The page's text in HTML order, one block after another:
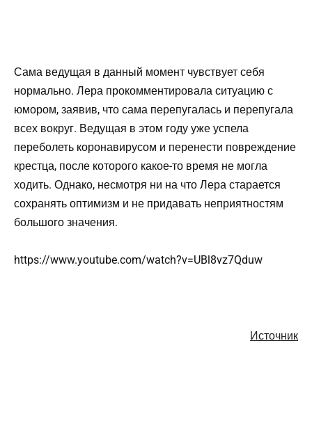
Сама ведущая в данный момент чувствует себя
нормально. Лера прокомментировала ситуацию с
юмором, заявив, что сама перепугалась и перепугала
всех вокруг. Ведущая в этом году уже успела
переболеть коронавирусом и перенести повреждение
крестца, после которого какое-то время не могла
ходить. Однако, несмотря ни на что Лера старается
сохранять оптимизм и не придавать неприятностям
большого значения.
https://www.youtube.com/watch?v=UBl8vz7Qduw
Источник